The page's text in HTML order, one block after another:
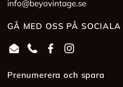
info@beyovintage.se
GÅ MED OSS PÅ SOCIALA
EmailPhoneFacebookInstagram
Prenumerera och spara